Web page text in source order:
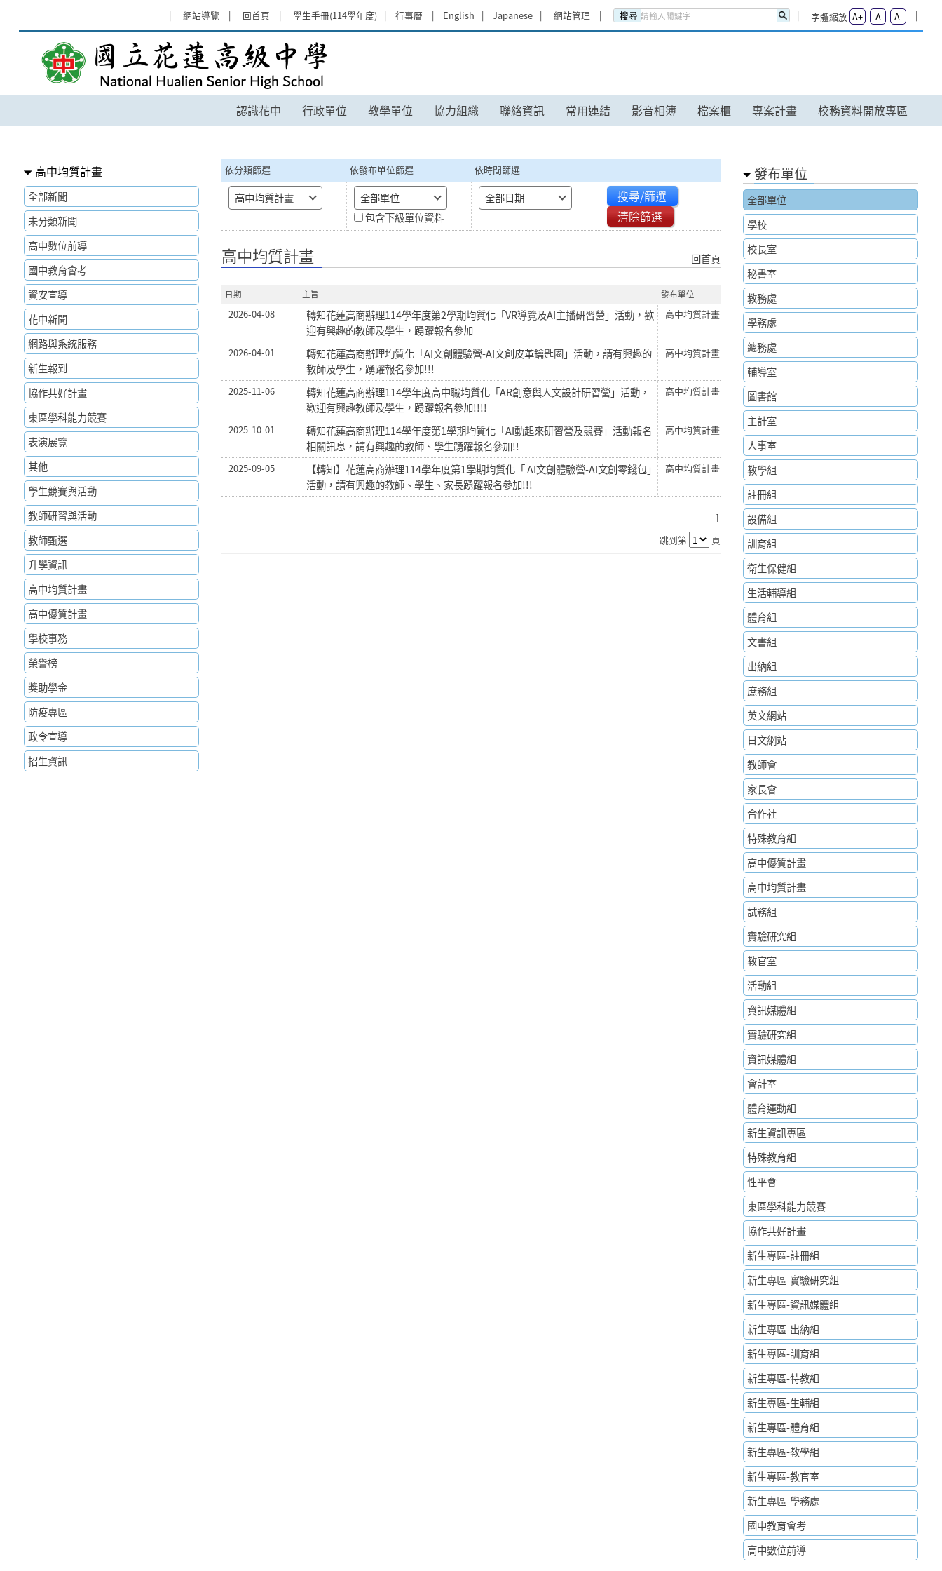
網站導覽
回首頁 學生手冊(114學年度) 行事曆 English Japanese 網站管理 搜尋 字體縮放 A+ A A-
高中均質計畫 - 國立花蓮高級中學
認識花中 行政單位 教學單位 協力組織 聯絡資訊 常用連結 影音相簿 檔案櫃 專案計畫
校務資料開放專區
:::
高中均質計畫
全部新聞
未分類新聞
高中數位前導
國中教育會考
資安宣導
花中新聞
網路與系統服務
新生報到
協作共好計畫
東區學科能力競賽
表演展覽
其他
學生競賽與活動
教師研習與活動
教師甄選
升學資訊
高中均質計畫
高中優質計畫
學校事務
榮譽榜
獎助學金
防疫專區
政令宣導
招生資訊
依分類篩選 依發布單位篩選 依時間篩選
高中均質計畫
全部單位
包含下級單位資料
全部日期
搜尋/篩選
清除篩選
高中均質計畫 回首頁
日期 主旨 發布單位
2026-04-08
轉知花蓮高商辦理114學年度第2學期均質化「VR導覽及AI主播研習營」活動，歡
迎有興趣的教師及學生，踴躍報名參加
高中均質計畫
2026-04-01
轉知花蓮高商辦理均質化「AI文創體驗營-AI文創皮革鑰匙圈」活動，請有興趣的
教師及學生，踴躍報名參加!!!
高中均質計畫
2025-11-06
轉知花蓮高商辦理114學年度高中職均質化「AR創意與人文設計研習營」活動，
歡迎有興趣教師及學生，踴躍報名參加!!!!
高中均質計畫
2025-10-01
轉知花蓮高商辦理114學年度第1學期均質化「AI動起來研習營及競賽」活動報名
相關訊息，請有興趣的教師、學生踴躍報名參加!!
高中均質計畫
2025-09-05
【轉知】花蓮高商辦理114學年度第1學期均質化「 AI文創體驗營-AI文創零錢包」
活動，請有興趣的教師、學生、家長踴躍報名參加!!!
高中均質計畫
1
跳到第 頁
發布單位
全部單位
學校
校長室
秘書室
教務處
學務處
總務處
輔導室
圖書館
主計室
人事室
教學組
註冊組
設備組
訓育組
衛生保健組
生活輔導組
體育組
文書組
出納組
庶務組
英文網站
日文網站
教師會
家長會
合作社
特殊教育組
高中優質計畫
高中均質計畫
試務組
實驗研究組
教官室
活動組
資訊媒體組
實驗研究組
資訊媒體組
會計室
體育運動組
新生資訊專區
特殊教育組
性平會
東區學科能力競賽
協作共好計畫
新生專區-註冊組
新生專區-實驗研究組
新生專區-資訊媒體組
新生專區-出納組
新生專區-訓育組
新生專區-特教組
新生專區-生輔組
新生專區-體育組
新生專區-教學組
新生專區-教官室
新生專區-學務處
國中教育會考
高中數位前導